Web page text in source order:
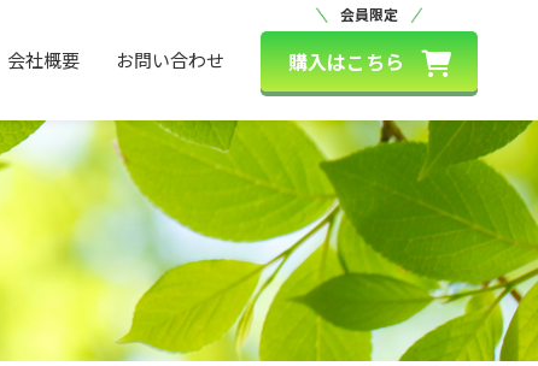
会社概要 お問い合わせ
会員限定
購入はこちら